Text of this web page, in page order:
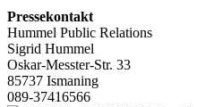
Pressekontakt
Hummel Public Relations
Sigrid Hummel
Oskar-Messter-Str. 33
85737 Ismaning
089-37416566